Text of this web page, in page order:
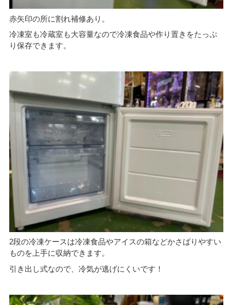
赤矢印の所に割れ補修あり。
冷凍室も冷蔵室も大容量なので冷凍食品や作り置きをたっぷ
り保存できます。
2段の冷凍ケースは冷凍食品やアイスの箱などかさばりやすい
ものを上手に収納できます。
引き出し式なので、冷気が逃げにくいです！